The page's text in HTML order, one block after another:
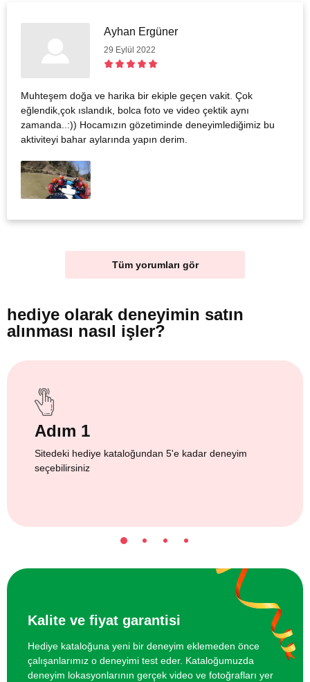
Ayhan Ergüner
29 Eylül 2022
Muhteşem doğa ve harika bir ekiple geçen vakit. Çok
eğlendik,çok ıslandık, bolca foto ve video çektik aynı
zamanda..:)) Hocamızın gözetiminde deneyimlediğimiz bu
aktiviteyi bahar aylarında yapın derim.
Tüm yorumları gör
hediye olarak deneyimin satın
alınması nasıl işler?
Adım 1
Sitedeki hediye kataloğundan 5'e kadar deneyim
seçebilirsiniz
Kalite ve fiyat garantisi
Hediye kataloğuna yeni bir deneyim eklemeden önce
çalışanlarımız o deneyimi test eder. Kataloğumuzda
deneyim lokasyonlarının gerçek video ve fotoğrafları yer